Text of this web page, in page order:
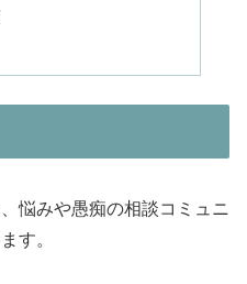
悩みや愚痴の相談コミュニ
す。